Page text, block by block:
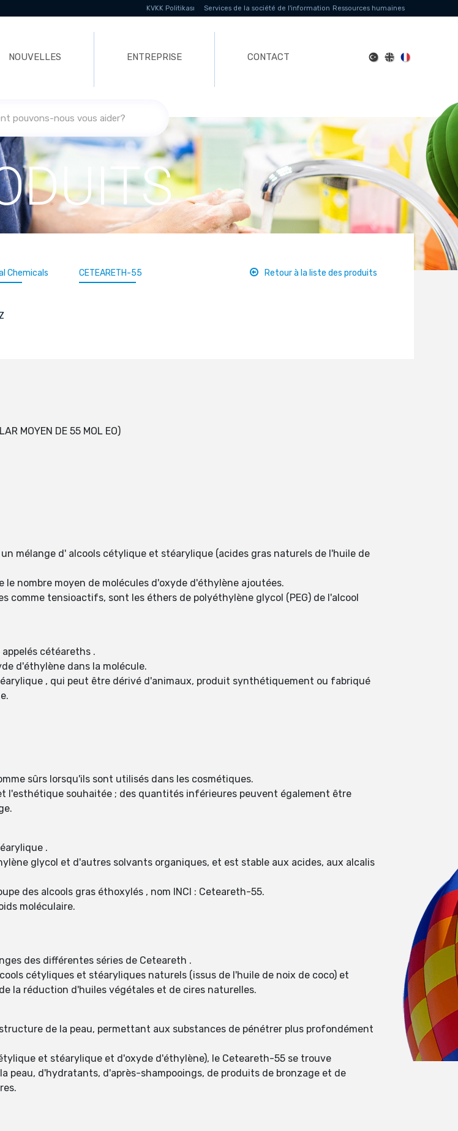
KVKK Politikası Services de la société de l'information Ressources humaines
NOUVELLES ENTREPRISE CONTACT
Chemicals CETEARETH-55 Retour à la liste des produits
MOYEN DE 55 MOL EO)
mélange d' alcools cétylique et stéarylique (acides gras naturels de l'huile de
nombre moyen de molécules d'oxyde d'éthylène ajoutées.
comme tensioactifs, sont les éthers de polyéthylène glycol (PEG) de l'alcool
cétéareths .
d'éthylène dans la molécule.
, qui peut être dérivé d'animaux, produit synthétiquement ou fabriqué
sûrs lorsqu'ils sont utilisés dans les cosmétiques.
l'esthétique souhaitée ; des quantités inférieures peuvent également être
.
glycol et d'autres solvants organiques, et est stable aux acides, aux alcalis
des alcools gras éthoxylés , nom INCI : Ceteareth-55.
moléculaire.
des différentes séries de Ceteareth .
cétyliques et stéaryliques naturels (issus de l'huile de noix de coco) et
la réduction d'huiles végétales et de cires naturelles.
de la peau, permettant aux substances de pénétrer plus profondément
et stéarylique et d'oxyde d'éthylène), le Ceteareth-55 se trouve
peau, d'hydratants, d'après-shampooings, de produits de bronzage et de